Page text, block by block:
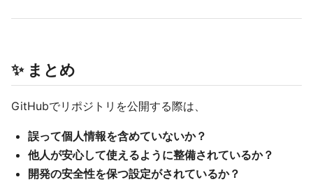
✨ まとめ
GitHubでリポジトリを公開する際は、
誤って個人情報を含めていないか？
他人が安心して使えるように整備されているか？
開発の安全性を保つ設定がされているか？